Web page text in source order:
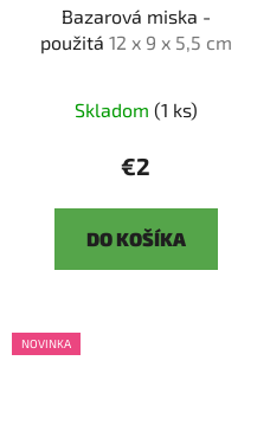
Bazarová miska -
použitá 12 x 9 x 5,5 cm
Skladom (1 ks)
€2
DO KOŠÍKA
NOVINKA